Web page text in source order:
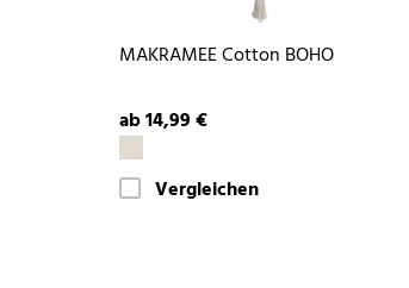
MAKRAMEE Cotton BOHO
ab 14,99 €
Vergleichen